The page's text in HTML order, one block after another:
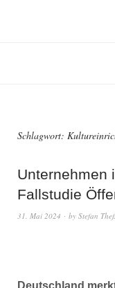
Schlagwort:
Unternehmen
Fallstudie
31. Mai 2024 by Stefan
Deutschland